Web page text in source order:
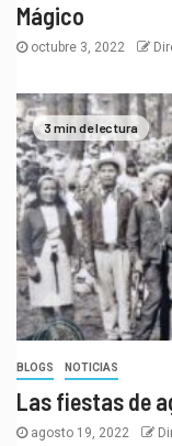
Mágico
octubre 3, 2022
3 min de lectura
BLOGS NOTICIAS
Las fiestas de
agosto 19, 2022